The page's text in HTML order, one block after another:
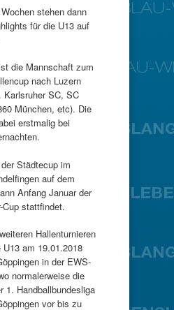
stehen dann
für die U13 auf
die Mannschaft zum
nach Luzern
Karlsruher SC, SC
München, etc). Die
erstmalig bei
Städtecup im
auf dem
Anfang Januar der
Cup stattfindet.
Hallenturnieren
am 19.01.2018
in der EWS-
normalerweise die
1. Handballbundesliga
vor bis zu